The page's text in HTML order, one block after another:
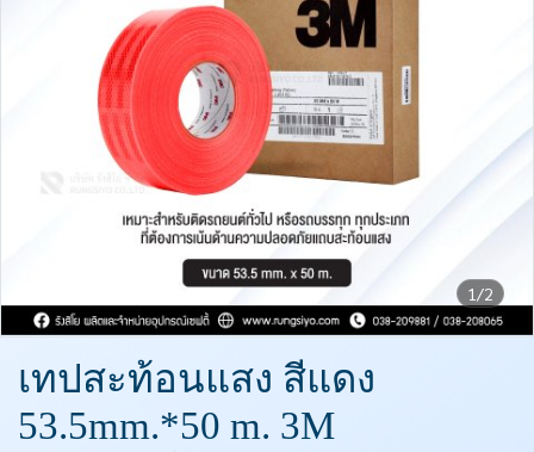
1/2
เทปสะท้อนแสง สีแดง
53.5mm.*50 m. 3M